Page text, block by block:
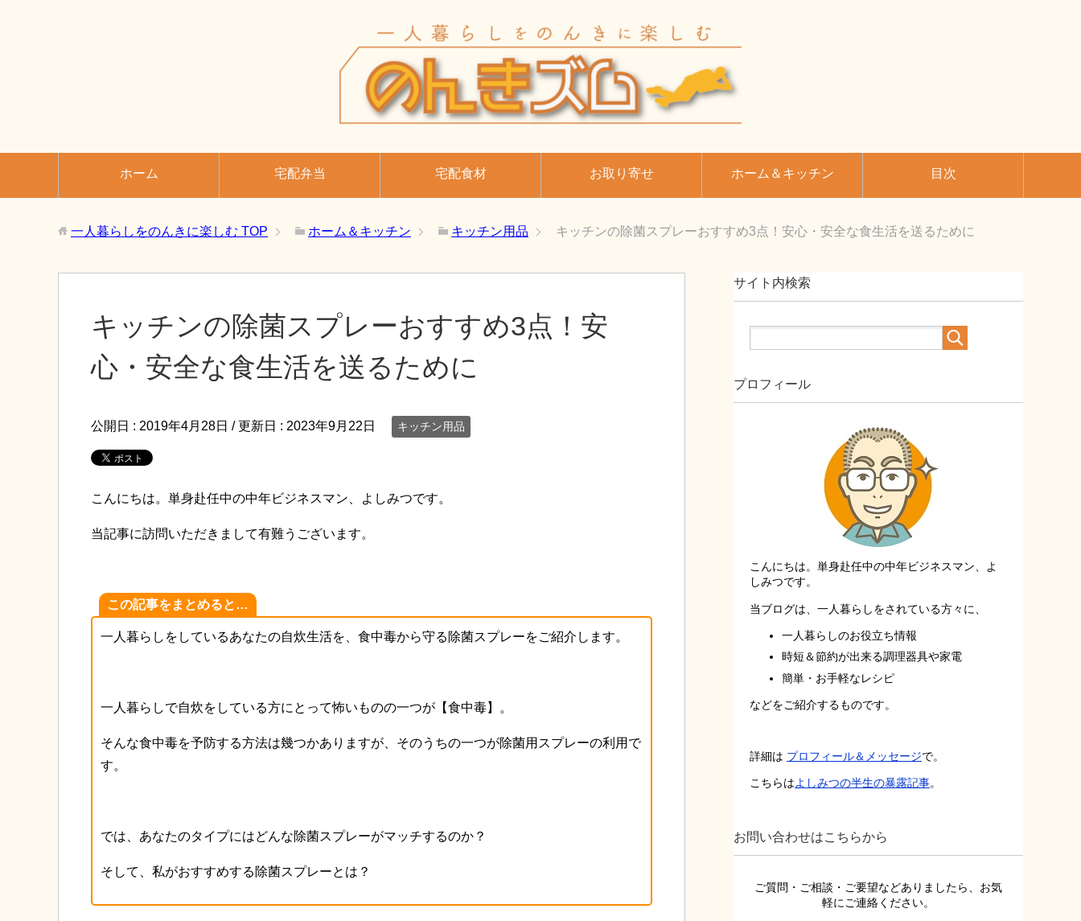
ホーム 宅配弁当 宅配食材 お取り寄せ ホーム＆キッチン 目次
一人暮らしをのんきに楽しむ TOP ホーム＆キッチン キッチン用品 キッチンの除菌スプレーおすすめ3点！安心・安全な食生活を送るために
キッチンの除菌スプレーおすすめ3点！安
心・安全な食生活を送るために
公開日 : 2019年4月28日 / 更新日 : 2023年9月22日 キッチン用品
こんにちは。単身赴任中の中年ビジネスマン、よしみつです。
当記事に訪問いただきまして有難うございます。
この記事をまとめると…
一人暮らしをしているあなたの自炊生活を、食中毒から守る除菌スプレーをご紹介します。
一人暮らしで自炊をしている方にとって怖いものの一つが【食中毒】。
そんな食中毒を予防する方法は幾つかありますが、そのうちの一つが除菌用スプレーの利用で
す。
では、あなたのタイプにはどんな除菌スプレーがマッチするのか？
そして、私がおすすめする除菌スプレーとは？
サイト内検索
プロフィール
こんにちは。単身赴任中の中年ビジネスマン、よ
しみつです。
当ブログは、一人暮らしをされている方々に、
一人暮らしのお役立ち情報
時短＆節約が出来る調理器具や家電
簡単・お手軽なレシピ
などをご紹介するものです。
詳細は プロフィール＆メッセージで。
こちらはよしみつの半生の暴露記事。
お問い合わせはこちらから
ご質問・ご相談・ご要望などありましたら、お気
軽にご連絡ください。